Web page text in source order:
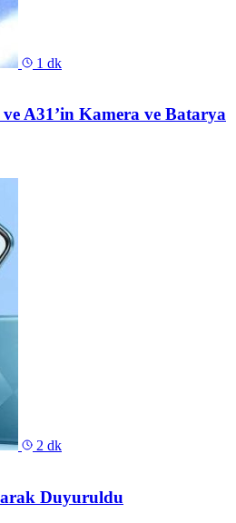
1 dk
A31’in Kamera ve Batarya
2 dk
Duyuruldu